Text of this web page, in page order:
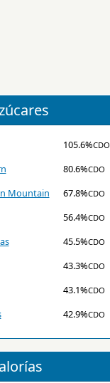
105.6%CDO
80.6%CDO
Mountain 67.8%CDO
56.4%CDO
45.5%CDO
43.3%CDO
43.1%CDO
42.9%CDO